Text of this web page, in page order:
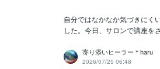
自分ではなかなか気づきにく
した。今日、サロンで講座を
寄り添いヒーラー＊haru
2026/07/25 06:48